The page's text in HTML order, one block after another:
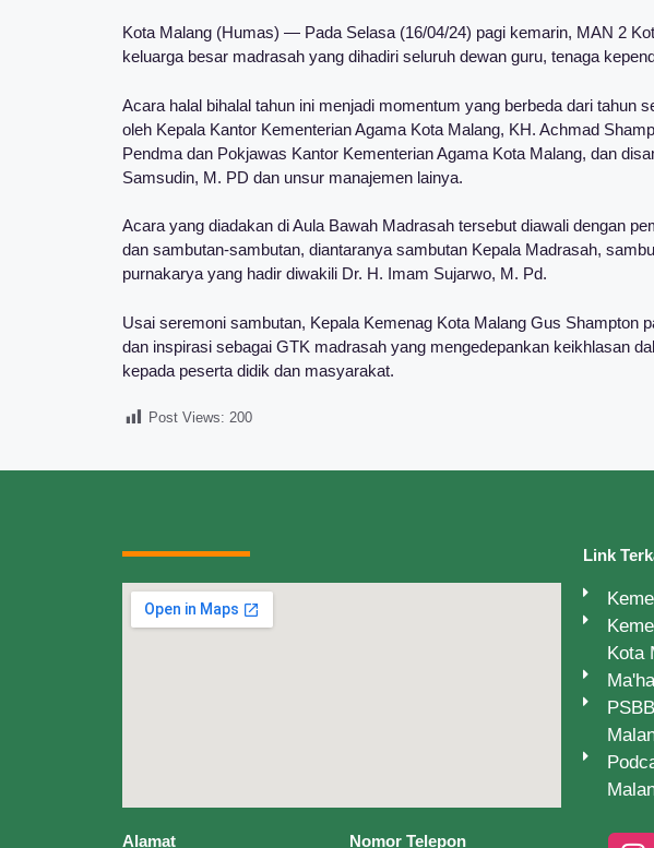
Kota Malang (Humas) — Pada Selasa (16/04/24) pagi kemarin, MAN 2
keluarga besar madrasah yang dihadiri seluruh dewan guru, tenaga
Acara halal bihalal tahun ini menjadi momentum yang berbeda dari tahun
oleh Kepala Kantor Kementerian Agama Kota Malang, KH. Achmad
Pendma dan Pokjawas Kantor Kementerian Agama Kota Malang, dan
Samsudin, M. PD dan unsur manajemen lainya.
Acara yang diadakan di Aula Bawah Madrasah tersebut diawali dengan
dan sambutan-sambutan, diantaranya sambutan Kepala Madrasah,
purnakarya yang hadir diwakili Dr. H. Imam Sujarwo, M. Pd.
Usai seremoni sambutan, Kepala Kemenag Kota Malang Gus Shampton
dan inspirasi sebagai GTK madrasah yang mengedepankan keikhlasan
kepada peserta didik dan masyarakat.
Post Views: 200
Link
Kota
Alamat Nomor Telepon